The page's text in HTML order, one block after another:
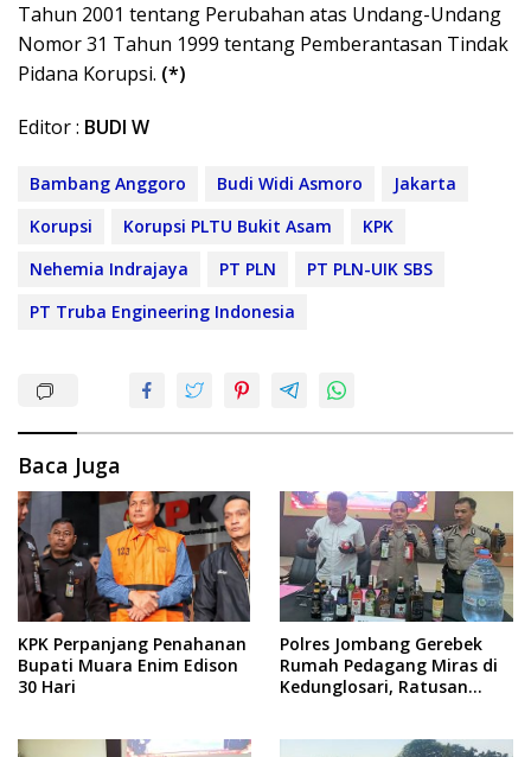
Tahun 2001 tentang Perubahan atas Undang-Undang
Nomor 31 Tahun 1999 tentang Pemberantasan Tindak
Pidana Korupsi. (*)
Editor : BUDI W
Bambang Anggoro Budi Widi Asmoro
Jakarta
Korupsi
Korupsi PLTU Bukit Asam
KPK
Nehemia Indrajaya
PT PLN
PT PLN-UIK SBS
PT Truba Engineering Indonesia
Baca Juga
KPK Perpanjang Penahanan
Bupati Muara Enim Edison
30 Hari
Polres Jombang Gerebek
Rumah Pedagang Miras di
Kedunglosari, Ratusan